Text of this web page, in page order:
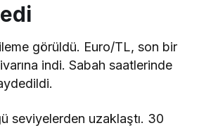
görüldü. Euro/TL, son bir
indi. Sabah saatlerinde
seviyelerden uzaklaştı. 30